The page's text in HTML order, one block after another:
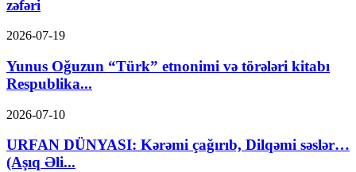
zəfəri
2026-07-19
Yunus Oğuzun “Türk” etnonimi və törələri kitabı
Respublika...
2026-07-10
URFAN DÜNYASI: Kərəmi çağırıb, Dilqəmi səslər…
(Aşıq Əli...